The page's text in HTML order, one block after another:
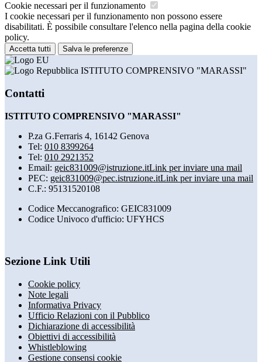
Cookie necessari per il funzionamento
I cookie necessari per il funzionamento non possono essere
disabilitati. È possibile consultare l'elenco nella pagina della cookie
policy.
Accetta tutti Salva le preferenze
ISTITUTO COMPRENSIVO "MARASSI"
Contatti
ISTITUTO COMPRENSIVO "MARASSI"
P.za G.Ferraris 4, 16142 Genova
Tel: 010 8399264
Tel: 010 2921352
Email: geic831009@istruzione.itLink per inviare una mail
PEC: geic831009@pec.istruzione.itLink per inviare una mail
C.F.: 95131520108
Codice Meccanografico: GEIC831009
Codice Univoco d'ufficio: UFYHCS
Sezione Link Utili
Cookie policy
Note legali
Informativa Privacy
Ufficio Relazioni con il Pubblico
Dichiarazione di accessibilità
Obiettivi di accessibilità
Whistleblowing
Gestione consensi cookie